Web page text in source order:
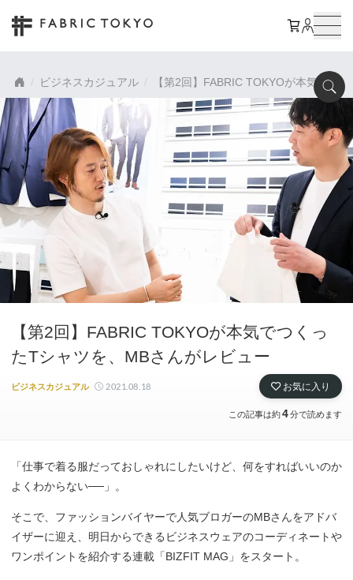
ビジネスカジュアル 【第2回】FABRIC TOKYOが本気でつ
【第2回】FABRIC TOKYOが本気でつくっ
たTシャツを、MBさんがレビュー
ビジネスカジュアル 2021.08.18 お気に入り
この記事は約4分で読めます
「仕事で着る服だっておしゃれにしたいけど、何をすればいいのか
よくわからない──」。
そこで、ファッションバイヤーで人気ブロガーのMBさんをアドバ
イザーに迎え、明日からできるビジネスウェアのコーディネートや
ワンポイントを紹介する連載「BIZFIT MAG」をスタート。